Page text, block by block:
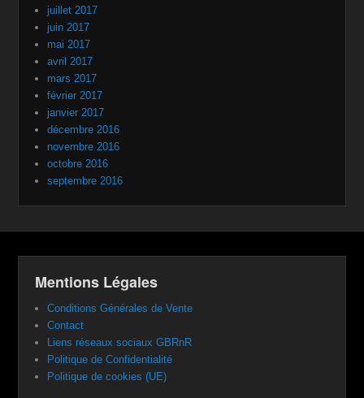
juillet 2017
juin 2017
mai 2017
avril 2017
mars 2017
février 2017
janvier 2017
décembre 2016
novembre 2016
octobre 2016
septembre 2016
Mentions Légales
Conditions Générales de Vente
Contact
Liens réseaux sociaux GBRnR
Politique de Confidentialité
Politique de cookies (UE)